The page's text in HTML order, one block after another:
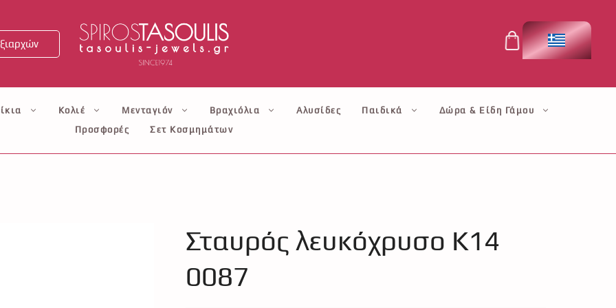
Κολιέ Μενταγιόν Βραχιόλια Αλυσίδες Παιδικά
Δώρα & Είδη Γάμου
Προσφορές
Σετ Κοσμημάτων
Σταυρός λευκόχρυσο Κ14
0087